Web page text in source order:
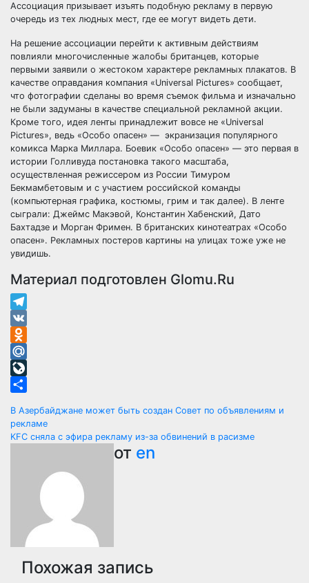
Ассоциация призывает изъять подобную рекламу в первую
очередь из тех людных мест, где ее могут видеть дети.
На решение ассоциации перейти к активным действиям
повлияли многочисленные жалобы британцев, которые
первыми заявили о жестоком характере рекламных плакатов. В
качестве оправдания компания «Universal Pictures» сообщает,
что фотографии сделаны во время съемок фильма и изначально
не были задуманы в качестве специальной рекламной акции.
Кроме того, идея ленты принадлежит вовсе не «Universal
Pictures», ведь «Особо опасен» — экранизация популярного
комикса Марка Миллара. Боевик «Особо опасен» — это первая в
истории Голливуда постановка такого масштаба,
осуществленная режиссером из России Тимуром
Бекмамбетовым и с участием российской команды
(компьютерная графика, костюмы, грим и так далее). В ленте
сыграли: Джеймс Макэвой, Константин Хабенский, Дато
Бахтадзе и Морган Фримен. В британских кинотеатрах «Особо
опасен». Рекламных постеров картины на улицах тоже уже не
увидишь.
Материал подготовлен Glomu.Ru
Telegram
VK
Odnoklassniki
Mail.Ru
LiveJournal
Навигация
по
записям
В Азербайджане может быть создан Совет по объявлениям и
рекламе
KFC сняла с эфира рекламу из-за обвинений в расизме
от en
Похожая запись